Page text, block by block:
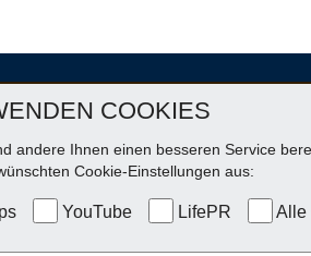
COOKIES
andere Ihnen einen besseren Service
Cookie-Einstellungen aus:
YouTube LifePR Alle